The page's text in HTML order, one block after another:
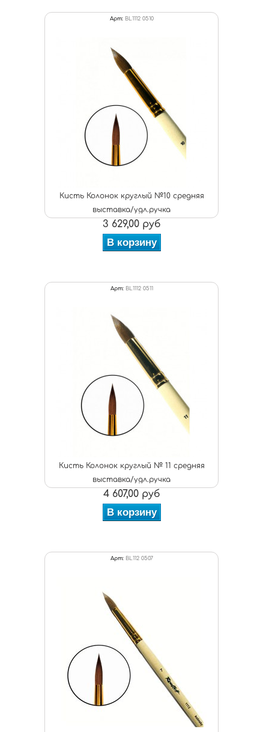
Арт: BL1112 0510
Кисть Колонок круглый №10 средняя
выставка/удл.ручка
3 629,00 руб
В корзину
Арт: BL1112 0511
Кисть Колонок круглый № 11 средняя
выставка/удл.ручка
4 607,00 руб
В корзину
Арт: BL112 0507